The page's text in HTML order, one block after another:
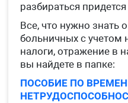
разбираться
Все, что нужно знать
больничных с учетом
налоги, отражение в
вы найдете в папке:
ПОСОБИЕ ПО